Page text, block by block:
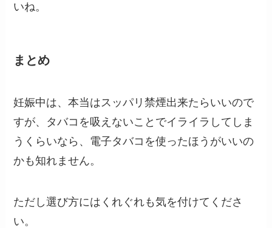
いね。
まとめ
妊娠中は、本当はスッパリ禁煙出来たらいいので
すが、タバコを吸えないことでイライラしてしま
うくらいなら、電子タバコを使ったほうがいいの
かも知れません。
ただし選び方にはくれぐれも気を付けてくださ
い。